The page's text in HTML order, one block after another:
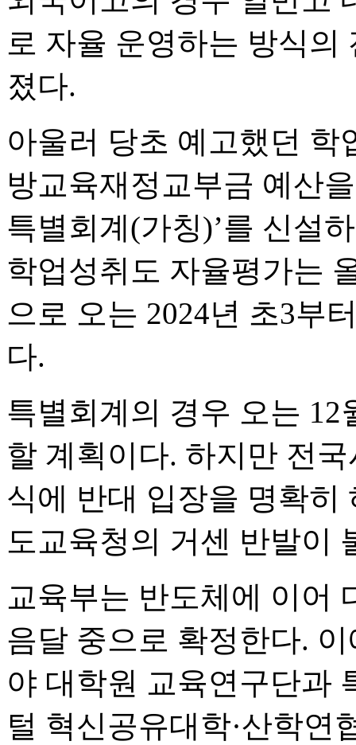
로 자율 운영하는 방식의
졌다.
아울러 당초 예고했던 학
방교육재정교부금 예산
특별회계(가칭)’를 신설
학업성취도 자율평가는
으로 오는 2024년 초3부
다.
특별회계의 경우 오는 12
할 계획이다. 하지만 전
식에 반대 입장을 명확히
도교육청의 거센 반발이
교육부는 반도체에 이어
음달 중으로 확정한다.
야 대학원 교육연구단과
털 혁신공유대학·산학연